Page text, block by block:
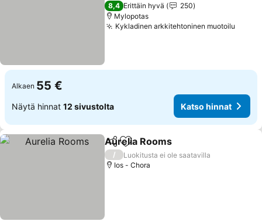
8,4 Erittäin hyvä
250
Mylopotas
Kykladinen arkkitehtoninen muotoilu
Alkaen 55 €
Näytä hinnat 12 sivustolta Katso hinnat
Jaa Lisää suosikkeihin
Aurelia Rooms
/
Luokitusta ei ole saatavilla
Ios - Chora